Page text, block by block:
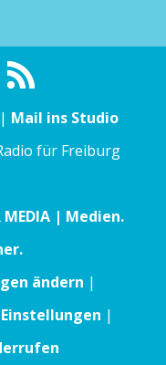
| Mail ins Studio
für Freiburg
MEDIA | Medien.
ändern |
|